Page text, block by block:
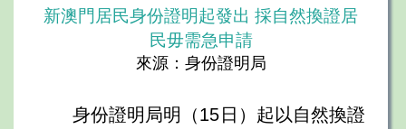
新澳門居民身份證明起發出 採自然換證居
民毋需急申請
來源：身份證明局
身份證明局明（15日）起以自然換證